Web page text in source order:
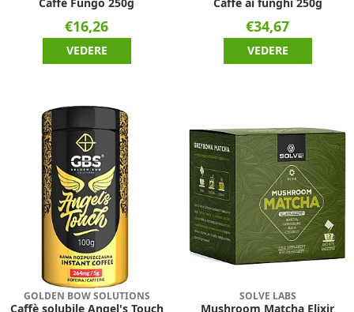
Caffè Fungo 250g
€16,26
VEDERE
Caffè ai funghi 250g
€34,67
VEDERE
GOLDEN BOW SOLUTIONS
Caffè solubile Angel's Touch
SOLVE LABS
Mushroom Matcha Elixir